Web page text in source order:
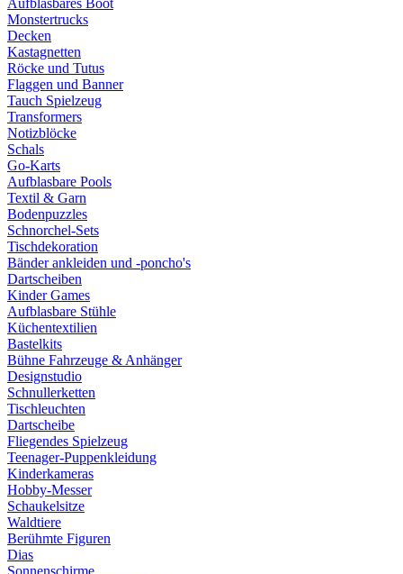
Aufblasbares Boot
Monstertrucks
Decken
Kastagnetten
Röcke und Tutus
Flaggen und Banner
Tauch Spielzeug
Transformers
Notizblöcke
Schals
Go-Karts
Aufblasbare Pools
Textil & Garn
Bodenpuzzles
Schnorchel-Sets
Tischdekoration
Bänder ankleiden und -poncho's
Dartscheiben
Kinder Games
Aufblasbare Stühle
Küchentextilien
Bastelkits
Bühne Fahrzeuge & Anhänger
Designstudio
Schnullerketten
Tischleuchten
Dartscheibe
Fliegendes Spielzeug
Teenager-Puppenkleidung
Kinderkameras
Hobby-Messer
Schaukelsitze
Waldtiere
Berühmte Figuren
Dias
Sonnenschirme